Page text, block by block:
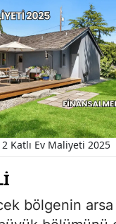
2 Katlı Ev Maliyeti 2025
bölgenin arsa